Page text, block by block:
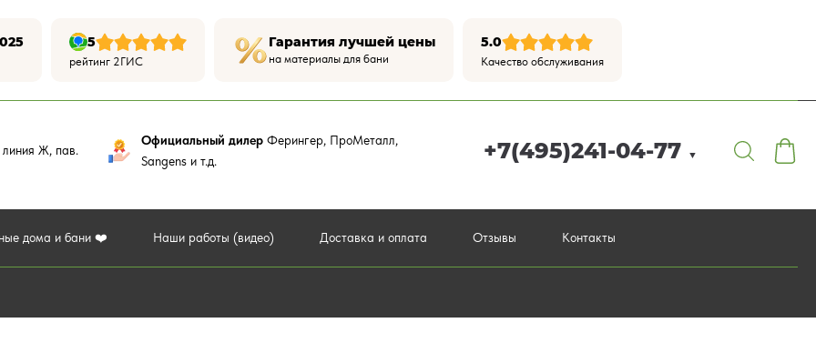
5
рейтинг 2ГИС
Гарантия лучшей цены
на материалы для бани
5.0
Качество обслуживания
линия Ж, пав.
Официальный дилер Ферингер, ПроМеталл,
Sangens и т.д.
+7(495)241-04-77 ▼
дома и бани ❤️ Наши работы (видео) Доставка и оплата Отзывы Контакты